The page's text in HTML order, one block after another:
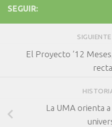
SEGUIR:
El Proyecto ’12
La UMA orienta